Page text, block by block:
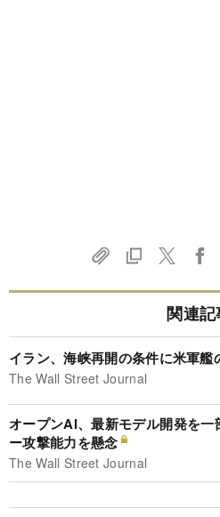
関連記
イラン、海峡再開の条件に米軍艦
The Wall Street Journal
オープンAI、最新モデル開発を
ー攻撃能力を懸念
The Wall Street Journal